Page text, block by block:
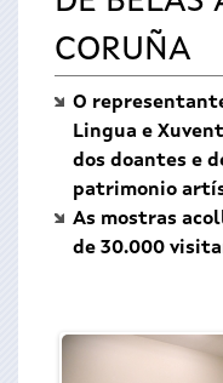
CORUÑA
O
Lingua e
dos doantes e
patrimonio
As mostras
de 30.000